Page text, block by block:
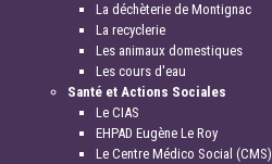
La déchèterie de Montignac
La recyclerie
Les animaux domestiques
Les cours d'eau
Santé et Actions Sociales
Le CIAS
EHPAD Eugène Le Roy
Le Centre Médico Social (CMS)